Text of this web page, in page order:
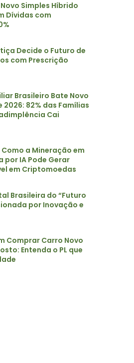
Simples Híbrido
Dívidas com
Decide o Futuro de
com Prescrição
Brasileiro Bate Novo
2026: 82% das Famílias
Cai
Como a Mineração em
por IA Pode Gerar
em Criptomoedas
Brasileira do “Futuro
por Inovação e
Comprar Carro Novo
Entenda o PL que